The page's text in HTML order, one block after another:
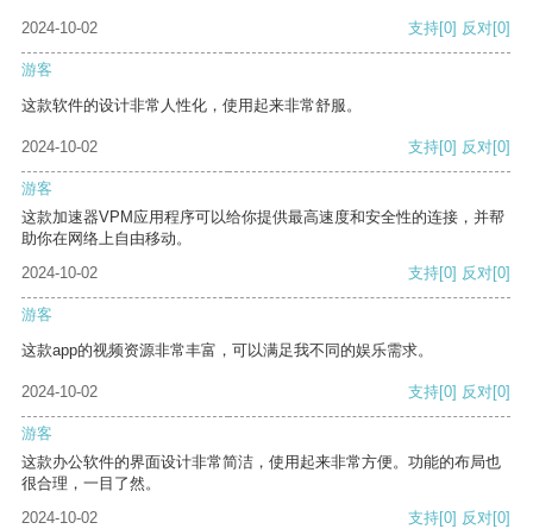
2024-10-02 支持[0] 反对[0]
游客
这款软件的设计非常人性化，使用起来非常舒服。
2024-10-02 支持[0] 反对[0]
游客
这款加速器VPM应用程序可以给你提供最高速度和安全性的连接，并帮
助你在网络上自由移动。
2024-10-02
支持[0] 反对[0]
游客
这款app的视频资源非常丰富，可以满足我不同的娱乐需求。
2024-10-02 支持[0] 反对[0]
游客
这款办公软件的界面设计非常简洁，使用起来非常方便。功能的布局也
很合理，一目了然。
2024-10-02
支持[0] 反对[0]